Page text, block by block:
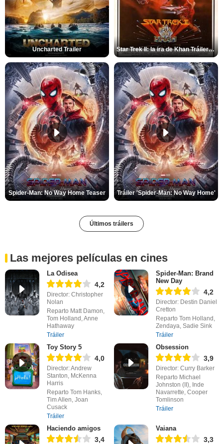
Uncharted Trailer Star Trek II: la ira de Khan Tráiler VO
Spider-Man: No Way Home Teaser Tráiler 'Spider-Man: No Way Home'
Últimos tráilers
Las mejores películas en cines
La Odisea
4,2
Director: Christopher
Nolan
Reparto Matt Damon,
Tom Holland, Anne
Hathaway
Tráiler
Spider-Man: Brand
New Day
4,2
Director: Destin Daniel
Cretton
Reparto Tom Holland,
Zendaya, Sadie Sink
Tráiler
Toy Story 5
4,0
Director: Andrew
Stanton, McKenna
Harris
Reparto Tom Hanks,
Tim Allen, Joan
Cusack
Tráiler
Obsession
3,9
Director: Curry Barker
Reparto Michael
Johnston (II), Inde
Navarrette, Cooper
Tomlinson
Tráiler
Haciendo amigos
3,4
Vaiana
3,3